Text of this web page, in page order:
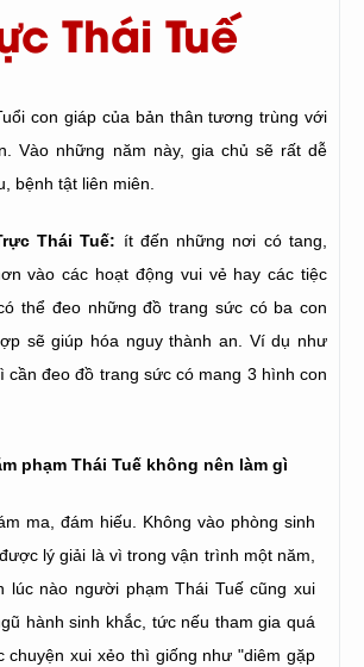
Thái Tuế
con giáp của bản thân tương trùng với
Vào những năm này, gia chủ sẽ rất dễ
bệnh tật liên miên.
Thái Tuế: ít đến những nơi có tang,
vào các hoạt động vui vẻ hay các tiệc
thể đeo những đồ trang sức có ba con
sẽ giúp hóa nguy thành an. Ví dụ như
cần đeo đồ trang sức có mang 3 hình con
phạm Thái Tuế không nên làm gì
ma, đám hiếu. Không vào phòng sinh
lý giải là vì trong vận trình một năm,
lúc nào người phạm Thái Tuế cũng xui
hành sinh khắc, tức nếu tham gia quá
chuyện xui xẻo thì giống như "diêm gặp